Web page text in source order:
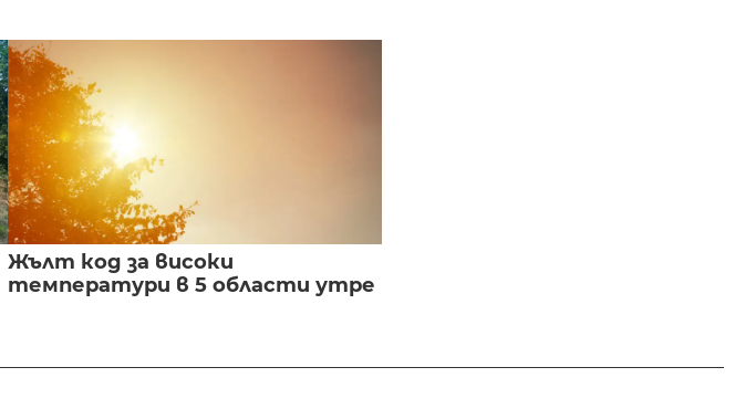
Жълт код за високи
температури в 5 области утре